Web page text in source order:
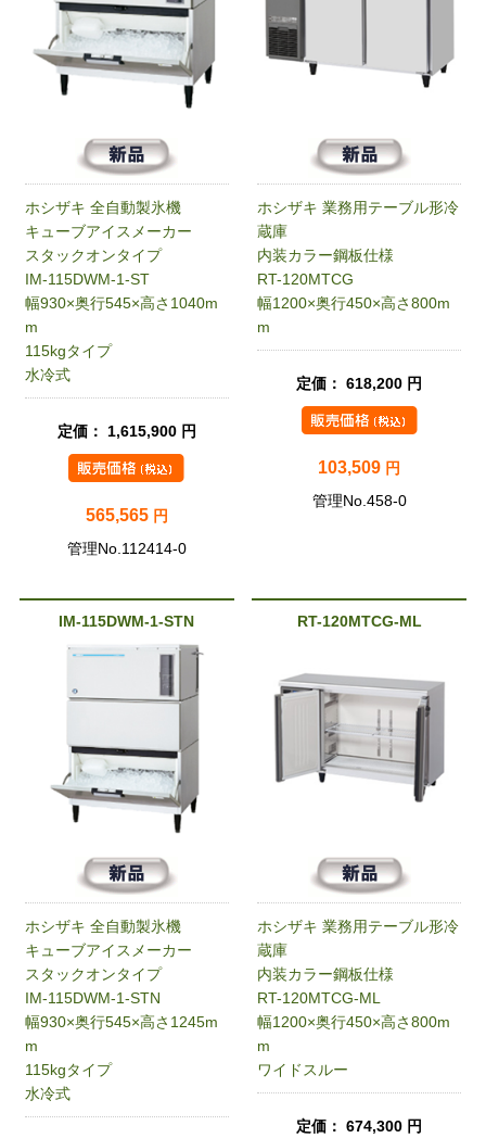
ホシザキ 全自動製氷機
キューブアイスメーカー
スタックオンタイプ
IM-115DWM-1-ST
幅930×奥行545×高さ1040m
m
115kgタイプ
水冷式
定価： 1,615,900 円
565,565 円
管理No.112414-0
ホシザキ 業務用テーブル形冷
蔵庫
内装カラー鋼板仕様
RT-120MTCG
幅1200×奥行450×高さ800m
m
定価： 618,200 円
103,509 円
管理No.458-0
IM-115DWM-1-STN
ホシザキ 全自動製氷機
キューブアイスメーカー
スタックオンタイプ
IM-115DWM-1-STN
幅930×奥行545×高さ1245m
m
115kgタイプ
水冷式
RT-120MTCG-ML
ホシザキ 業務用テーブル形冷
蔵庫
内装カラー鋼板仕様
RT-120MTCG-ML
幅1200×奥行450×高さ800m
m
ワイドスルー
定価： 674,300 円